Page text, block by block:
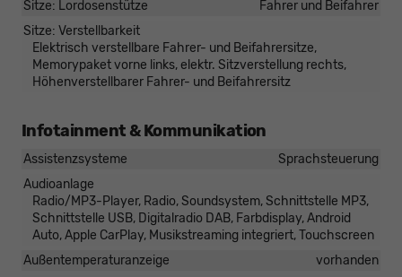
Sitze: Lordosenstütze
Fahrer und Beifahrer
Sitze: Verstellbarkeit
Elektrisch verstellbare Fahrer- und Beifahrersitze,
Memorypaket vorne links, elektr. Sitzverstellung rechts,
Höhenverstellbarer Fahrer- und Beifahrersitz
Infotainment & Kommunikation
Assistenzsysteme
Sprachsteuerung
Audioanlage
Radio/MP3-Player, Radio, Soundsystem, Schnittstelle MP3,
Schnittstelle USB, Digitalradio DAB, Farbdisplay, Android
Auto, Apple CarPlay, Musikstreaming integriert, Touchscreen
Außentemperaturanzeige
vorhanden